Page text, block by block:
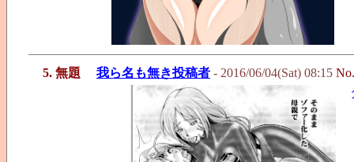
5. 無題 我ら名も無き投稿者 - 2016/06/04(Sat) 08:15